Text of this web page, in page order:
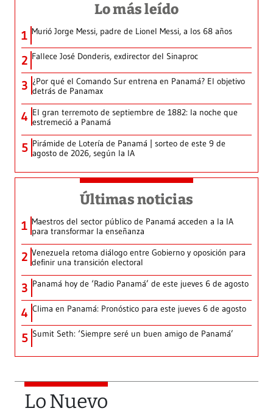
Lo más leído
1 Murió Jorge Messi, padre de Lionel Messi, a los 68 años
2 Fallece José Donderis, exdirector del Sinaproc
3 ¿Por qué el Comando Sur entrena en Panamá? El objetivo
detrás de Panamax
4 El gran terremoto de septiembre de 1882: la noche que
estremeció a Panamá
5 Pirámide de Lotería de Panamá | sorteo de este 9 de
agosto de 2026, según la IA
Últimas noticias
1 Maestros del sector público de Panamá acceden a la IA
para transformar la enseñanza
2 Venezuela retoma diálogo entre Gobierno y oposición para
definir una transición electoral
3 Panamá hoy de ‘Radio Panamá’ de este jueves 6 de agosto
4 Clima en Panamá: Pronóstico para este jueves 6 de agosto
5 Sumit Seth: ‘Siempre seré un buen amigo de Panamá’
Lo Nuevo